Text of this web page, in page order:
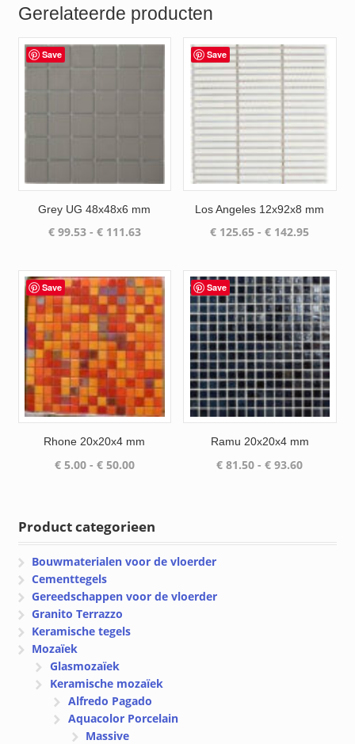
Gerelateerde producten
Save
Grey UG 48x48x6 mm
€99.53 - €111.63Prijsklasse:
€ 111.63
Save
Los Angeles 12x92x8 mm
€ 125.65 - € 142.95
€ 142.95
Save
Rhone 20x20x4 mm
€5.00 - €50.00Prijsklasse:
Save
Ramu 20x20x4 mm
€ 81.50 - € 93.60
Product categorieen
Bouwmaterialen voor de vloerder
Cementtegels
Gereedschappen voor de vloerder
Granito Terrazzo
Keramische tegels
Mozaïek
Glasmozaïek
Keramische mozaïek
Alfredo Pagado
Aquacolor Porcelain
Massive